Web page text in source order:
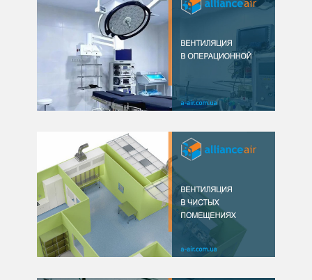
03.03.2025
Вентиляция в
операционной
03.03.2025
Вентиляция в чистых
помещениях: ключевые
аспекты и требования